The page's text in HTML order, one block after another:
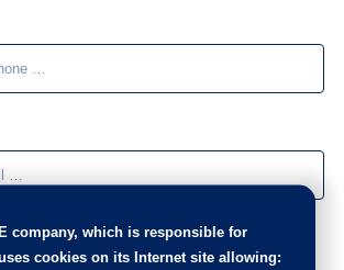
company, which is responsible for
cookies on its Internet site allowing: